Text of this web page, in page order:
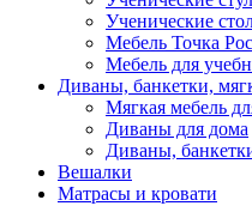
Ученические
Мебель Точка
Мебель для
Диваны, банкетки,
Мягкая мебель
Диваны для дома
Диваны,
Вешалки
Матрасы и кровати